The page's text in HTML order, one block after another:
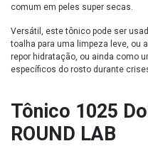
comum em peles super secas.
Versátil, este tônico pode ser
toalha para uma limpeza leve, ou
repor hidratação, ou ainda como
específicos do rosto durante
Tônico 1025
ROUND LAB